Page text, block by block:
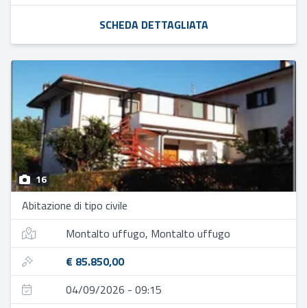
SCHEDA DETTAGLIATA
16
Abitazione di tipo civile
Montalto uffugo, Montalto uffugo
€ 85.850,00
04/09/2026 - 09:15